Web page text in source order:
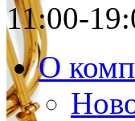
11:00-
О